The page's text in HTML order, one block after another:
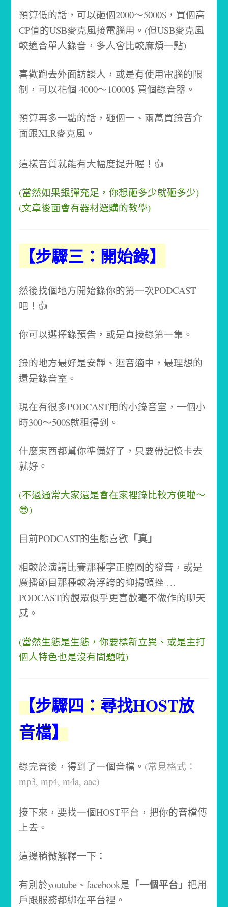
預算低的話，可以砸個2000～5000$，買個高
CP值的USB麥克風接電腦用。 (但USB麥克風
較適合單人錄音，多人會比較麻煩一點)
喜歡跑去外面訪談人，或是有使用電腦的限
制，可以花個 4000～10000$ 買個錄音器。
預算再多一點的話，砸個一、兩萬買錄音介
面跟XLR麥克風。
這樣音質就能有大幅度提升喔！👍
(當然如果銀彈充足，你想砸多少就砸多少)
(文章後面會有器材選購的教學)
【步驟三：開始錄】
然後找個地方開始錄你的第一次PODCAST
吧！👍
你可以選擇錄預告，或是直接錄第一集。
錄的地方最好是安靜、迴音適中，最理想的
還是錄音室。
現在有很多PODCAST用的小錄音室，一個小
時300～500$就租得到。
什麼東西都幫你準備好了，只要帶記憶卡去
就好。
(不過通常大家還是會在家裡錄比較方便啦～
😎)
目前PODCAST的生態喜歡 「真」
相較於演講比賽那種字正腔圓的發音，或是
廣播節目那種較為浮誇的抑揚頓挫 …
PODCAST的觀眾似乎更喜歡毫不做作的聊天
感。
(當然生態是生態，你要標新立異、或是主打
個人特色也是沒有問題啦)
【步驟四：尋找HOST放
音檔】
錄完音後，得到了一個音檔。 (常見格式：
mp3, mp4, m4a, aac)
接下來，要找一個HOST平台，把你的音檔傳
上去。
這邊稍微解釋一下：
有別於youtube、facebook是 「一個平台」把用
戶跟服務都綁在平台裡。